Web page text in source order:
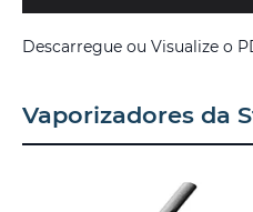
Descarregue ou Visualize o
Vaporizadores da